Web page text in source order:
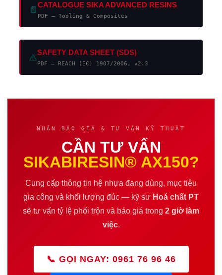
📄 CATALOGUE SIKA ADVANCED RESINS
PDF — Tooling & Composites
⚠️SAFETY DATA SHEET (SDS)
PDF — REACH (EC) 1907/2006, v2.3
NHẬN BÁO GIÁ & TƯ VẤN KỸ THUẬT
CẦN TƯ VẤN
SIKABIRESIN® AX150?
Cung cấp thông tin hệ nhựa đang dùng, mục tiêu
gia công và khối lượng đúc — kỹ sư Hoá chất PT
sẽ tư vấn tỷ lệ phối trộn và báo giá trong 2 giờ làm
việc.
📞 GỌI NGAY: 0961 76 96 46